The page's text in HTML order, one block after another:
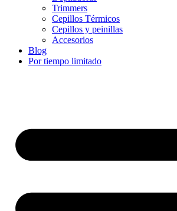
Trimmers
Cepillos Térmicos
Cepillos y peinillas
Accesorios
Blog
Por tiempo limitado